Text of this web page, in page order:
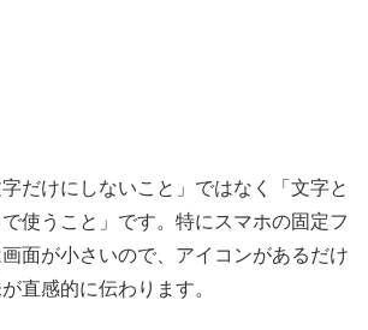
だけにしないこと」ではなく「文字と
使うこと」です。特にスマホの固定フ
面が小さいので、アイコンがあるだけ
直感的に伝わります。